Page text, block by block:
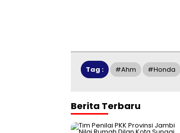
Tag : #ahm #honda
Berita Terbaru